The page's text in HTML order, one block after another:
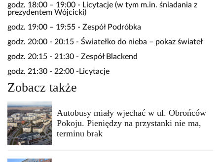
godz. 18:00 – 19:00 - Licytacje (w tym m.in. śniadania z
prezydentem Wójcicki)
godz. 19:00 – 19:55 - Zespół Podróbka
godz. 20:00 - 20:15 - Światełko do nieba – pokaz świateł
godz. 20:15 - 21:30 - Zespół Blackend
godz. 21:30 - 22:00 -Licytacje
Zobacz także
Autobusy miały wjechać w ul. Obrońców
Pokoju. Pieniędzy na przystanki nie ma,
terminu brak